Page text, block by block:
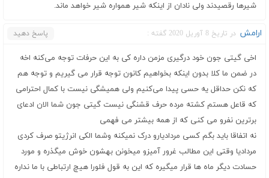
شیرها رقصیدند ولی نادان از اینکه شیر همواره شیر خواهد ماند.
ارامش در تاریخ 8 آوریل 2020 گفته : پاسخ دهید
اخی گیتی جون خود درگیری مزمن داره کی به این حرفات توجه می‌کنه اخه
در ضمن ما کلا بدون اینکه بخواهیم کانون توجه قرار می گیریم و توجه هم
که نکن حداقل یه حسی پیدا می‌کنیم ولی همیشگی نیست با کمال احترامی
که قاعل هستم کشته مرده حرف قشنگی نیست گیتی جون شما الان ادعای
برترین نفرو می کنی که از همه بیشتر می فهمی
نه اتفاقا باید بگم کسی مردادیارو درک نمیکنه وشما الکی انرژیتو صرف کردی
مردادیا وقتی این مطالب غرور آمیزو میخونن بهشون خوش میگذره و مورد
حسادت دیگر ماه ها قرار میگیره که این به قول فلورا هیچ ارتباطی با ما نداره